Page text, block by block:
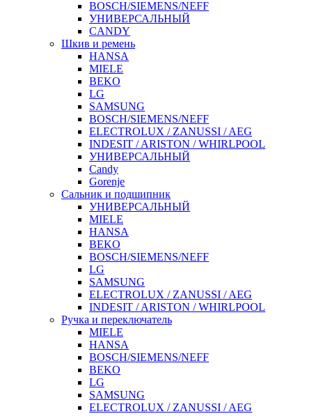
BOSCH/SIEMENS/NEFF
УНИВЕРСАЛЬНЫЙ
CANDY
Шкив и ремень
HANSA
MIELE
BEKO
LG
SAMSUNG
BOSCH/SIEMENS/NEFF
ELECTROLUX / ZANUSSI / AEG
INDESIT / ARISTON / WHIRLPOOL
УНИВЕРСАЛЬНЫЙ
Candy
Gorenje
Сальник и подшипник
УНИВЕРСАЛЬНЫЙ
MIELE
HANSA
BEKO
BOSCH/SIEMENS/NEFF
LG
SAMSUNG
ELECTROLUX / ZANUSSI / AEG
INDESIT / ARISTON / WHIRLPOOL
Ручка и переключатель
MIELE
HANSA
BOSCH/SIEMENS/NEFF
BEKO
LG
SAMSUNG
ELECTROLUX / ZANUSSI / AEG